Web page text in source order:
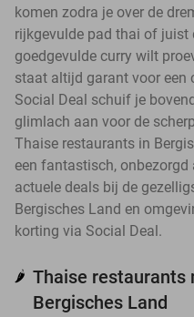
komen zodra je over de
rijkgevulde pad thai of juist
goedgevulde curry wilt
staat altijd garant voor een
Social Deal schuif je
glimlach aan voor de
Thaise restaurants in
een fantastisch,
actuele deals bij de
Bergisches Land en
korting via Social Deal.
🌶️ Thaise restaurants
Bergisches Land